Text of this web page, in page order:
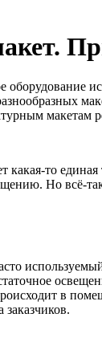
оборудование
какая-то
Но всё-
в